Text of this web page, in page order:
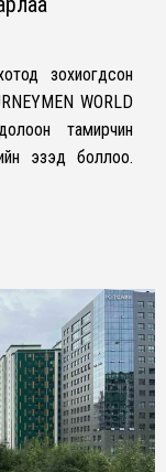
зохиогдсон
WORLD
тамирчин
эзэд боллоо.